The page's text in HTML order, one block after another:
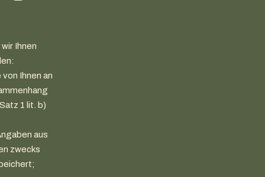
Ihnen
Ihnen an
1 lit. b)
aus
zwecks